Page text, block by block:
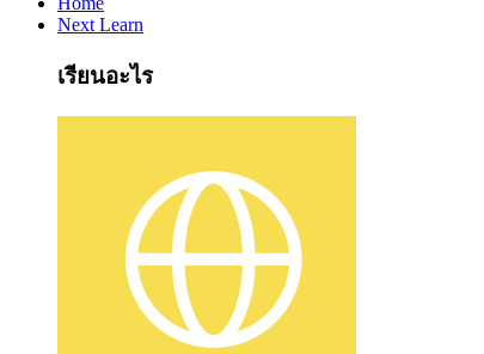
Next Learn
เรียนอะไร